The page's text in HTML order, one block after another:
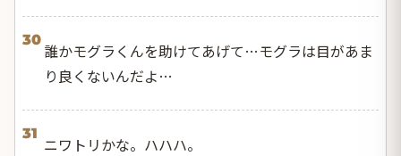
30
誰かモグラくんを助けてあげて…モグラは目があま
り良くないんだよ…
31
ニワトリかな。ハハハ。